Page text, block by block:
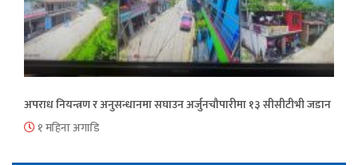
अपराध नियन्त्रण र अनुसन्धानमा सघाउन अर्जुनचौपारीमा १३ सीसीटीभी जडान
१ महिना अगाडि